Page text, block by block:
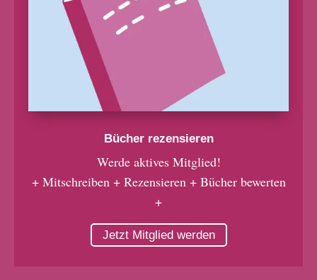
Bücher rezensieren
Werde aktives Mitglied!
+ Mitschreiben + Rezensieren + Bücher bewerten
+
Jetzt Mitglied werden